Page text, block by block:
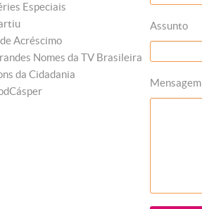
Especiais
Acréscimo
Nomes da TV Brasileira
da Cidadania
Assunto
Mensagem